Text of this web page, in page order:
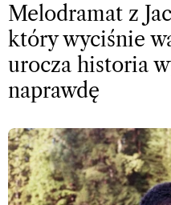
Melodramat z
który wyciśnie
urocza historia
naprawdę